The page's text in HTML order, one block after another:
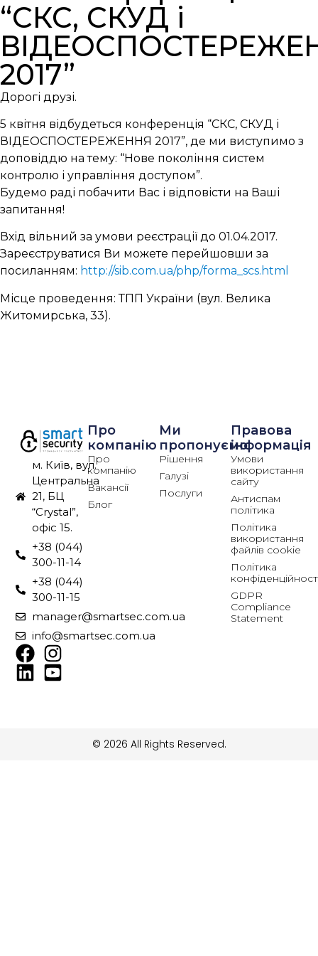
“СКС, СКУД і
2017”
Дорогі друзі.
5 квітня відбудеться конференція “СКС, СКУД і
ВІДЕОСПОСТЕРЕЖЕННЯ 2017”, де ми виступимо з
доповіддю на тему: “Нове покоління систем
контролю і управління доступом”.
Будемо раді побачити Вас і відповісти на Ваші
запитання!
Вхід вільний за умови реєстрації до 01.04.2017.
Зареєструватися Ви можете перейшовши за
посиланням: http://sib.com.ua/php/forma_scs.html
Місце проведення: ТПП України (вул. Велика
Житомирська, 33).
м. Київ, вул.
Центральна
21, БЦ
“Crystal”,
офіс 15.
+38 (044)
300-11-14
+38 (044)
300-11-15
manager@smartsec.com.ua
info@smartsec.com.ua
Про
компанію
Про
компанію
Вакансії
Блог
Ми
пропонуємо
Рішення
Галузі
Послуги
Правова
інформація
Умови
використання
сайту
Антиспам
політика
Політика
використання
файлів cookie
Політика
GDPR
Compliance
Statement
© 2026 All Rights Reserved.